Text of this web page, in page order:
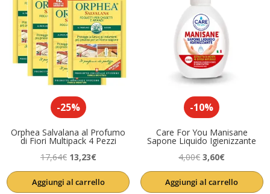
-25%
Orphea Salvalana al Profumo
di Fiori Multipack 4 Pezzi
17,64€ Il
prezzo
originale
13,23€Il
prezzo
attuale
Aggiungi al carrello
-10%
Care For You Manisane
Sapone Liquido Igienizzante
4,00€ Il
prezzo
originale
3,60€Il
prezzo
attuale
Aggiungi al carrello